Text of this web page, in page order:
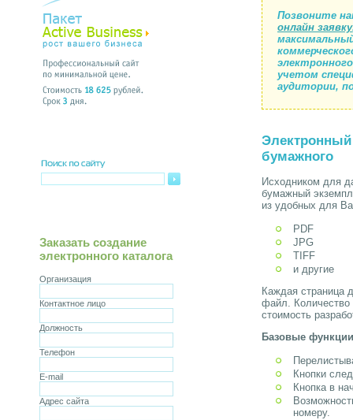
Заказать создание
электронного каталога
Организация
Контактное лицо
Должность
Телефон
E-mail
Адрес сайта
Позвоните
онлайн заявку
учетом
аудитории,
Электронный
бумажного
Исходником для
бумажный
из удобных для
PDF
JPG
TIFF
и другие
Каждая страница
файл. Количество
стоимость
Базовые
Кнопки
Кнопка в
номеру.